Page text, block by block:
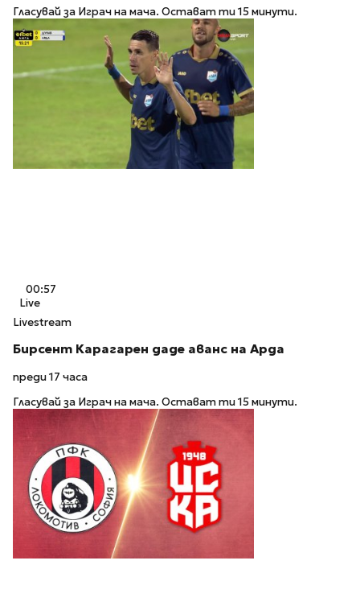
Гласувай за Играч на мача. Остават ти 15 минути.
00:57
Live
Livestream
Бирсент Карагарен даде аванс на Арда
преди 17 часа
Гласувай за Играч на мача. Остават ти 15 минути.